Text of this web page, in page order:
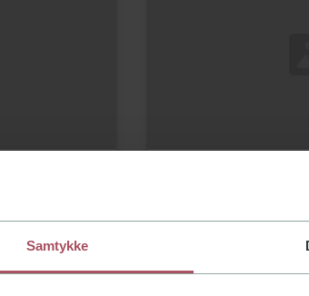
Samtykke
enim in
Blog title
Lorem ipsum dolor
adipiscing elit.